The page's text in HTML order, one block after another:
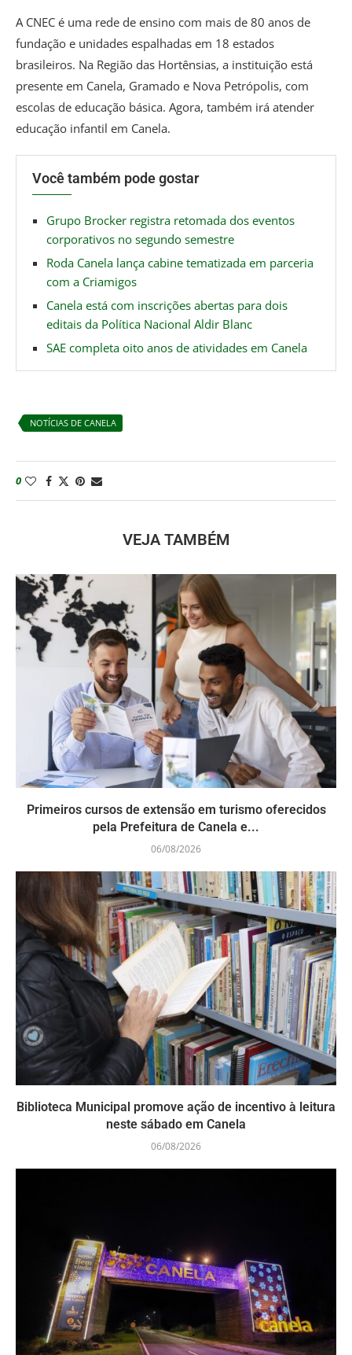
A CNEC é uma rede de ensino com mais de 80 anos de
fundação e unidades espalhadas em 18 estados
brasileiros. Na Região das Hortênsias, a instituição está
presente em Canela, Gramado e Nova Petrópolis, com
escolas de educação básica. Agora, também irá atender
educação infantil em Canela.
Você também pode gostar
Grupo Brocker registra retomada dos eventos
corporativos no segundo semestre
Roda Canela lança cabine tematizada em parceria
com a Criamigos
Canela está com inscrições abertas para dois
editais da Política Nacional Aldir Blanc
SAE completa oito anos de atividades em Canela
NOTÍCIAS DE CANELA
0
VEJA TAMBÉM
Primeiros cursos de extensão em turismo oferecidos
pela Prefeitura de Canela e...
06/08/2026
Biblioteca Municipal promove ação de incentivo à leitura
neste sábado em Canela
06/08/2026